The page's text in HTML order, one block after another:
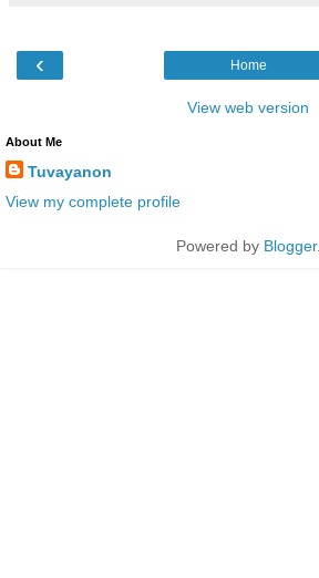
‹ Home
View web version
About Me
Tuvayanon
View my complete profile
Powered by Blogger.